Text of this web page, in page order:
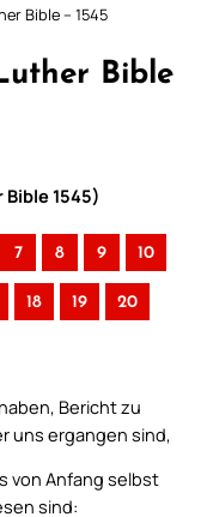
Bible – 1545
Bible
1545)
7 8 9 10
18 19 20
Bericht zu
uns ergangen sind,
von Anfang selbst
sind: